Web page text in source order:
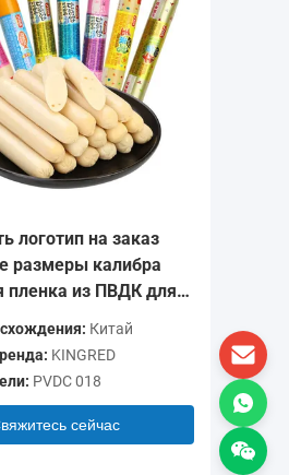
логотип на заказ
размеры калибра
пленка из ПВДК для
Китай
KINGRED
PVDC 018
сейчас
Место
Номер